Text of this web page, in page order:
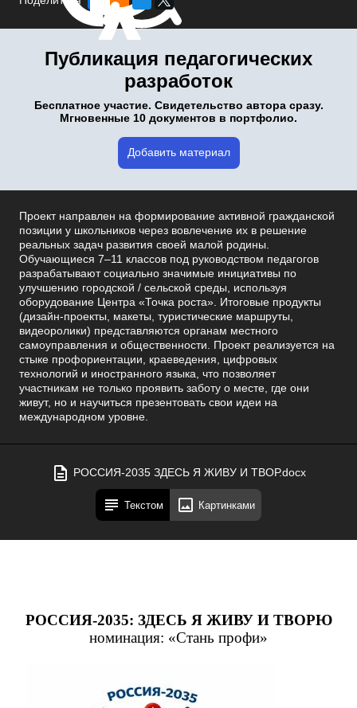
Публикация педагогических
разработок
Бесплатное участие. Свидетельство автора сразу.
Мгновенные 10 документов в портфолио.
Добавить материал
Проект направлен на формирование активной гражданской
позиции у школьников через вовлечение их в решение
реальных задач развития своей малой родины.
Обучающиеся 7–11 классов под руководством педагогов
разрабатывают социально значимые инициативы по
улучшению городской / сельской среды, используя
оборудование Центра «Точка роста». Итоговые продукты
(дизайн-проекты, макеты, туристические маршруты,
видеоролики) представляются органам местного
самоуправления и общественности. Проект реализуется на
стыке профориентации, краеведения, цифровых
технологий и иностранного языка, что позволяет
участникам не только проявить заботу о месте, где они
живут, но и научиться презентовать свои идеи на
международном уровне.
РОССИЯ-2035 ЗДЕСЬ Я ЖИВУ И ТВОР.docx
Текстом Картинками
РОССИЯ-2035: ЗДЕСЬ Я ЖИВУ И ТВОРЮ
номинация: «Стань профи»